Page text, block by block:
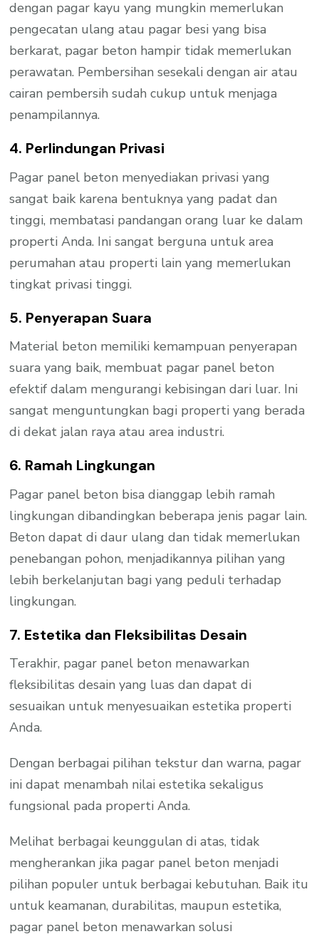
dengan pagar kayu yang mungkin memerlukan
pengecatan ulang atau pagar besi yang bisa
berkarat, pagar beton hampir tidak memerlukan
perawatan. Pembersihan sesekali dengan air atau
cairan pembersih sudah cukup untuk menjaga
penampilannya.
4. Perlindungan Privasi
Pagar panel beton menyediakan privasi yang
sangat baik karena bentuknya yang padat dan
tinggi, membatasi pandangan orang luar ke dalam
properti Anda. Ini sangat berguna untuk area
perumahan atau properti lain yang memerlukan
tingkat privasi tinggi.
5. Penyerapan Suara
Material beton memiliki kemampuan penyerapan
suara yang baik, membuat pagar panel beton
efektif dalam mengurangi kebisingan dari luar. Ini
sangat menguntungkan bagi properti yang berada
di dekat jalan raya atau area industri.
6. Ramah Lingkungan
Pagar panel beton bisa dianggap lebih ramah
lingkungan dibandingkan beberapa jenis pagar lain.
Beton dapat di daur ulang dan tidak memerlukan
penebangan pohon, menjadikannya pilihan yang
lebih berkelanjutan bagi yang peduli terhadap
lingkungan.
7. Estetika dan Fleksibilitas Desain
Terakhir, pagar panel beton menawarkan
fleksibilitas desain yang luas dan dapat di
sesuaikan untuk menyesuaikan estetika properti
Anda.
Dengan berbagai pilihan tekstur dan warna, pagar
ini dapat menambah nilai estetika sekaligus
fungsional pada properti Anda.
Melihat berbagai keunggulan di atas, tidak
mengherankan jika pagar panel beton menjadi
pilihan populer untuk berbagai kebutuhan. Baik itu
untuk keamanan, durabilitas, maupun estetika,
pagar panel beton menawarkan solusi